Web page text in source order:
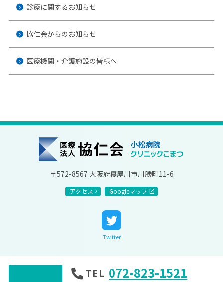
診療に関するお知らせ
協仁会からのお知らせ
医療機関・介護施設の皆様へ
〒572-8567 大阪府寝屋川市川勝町11-6
アクセス Googleマップ
Twitter
TEL 072-823-1521